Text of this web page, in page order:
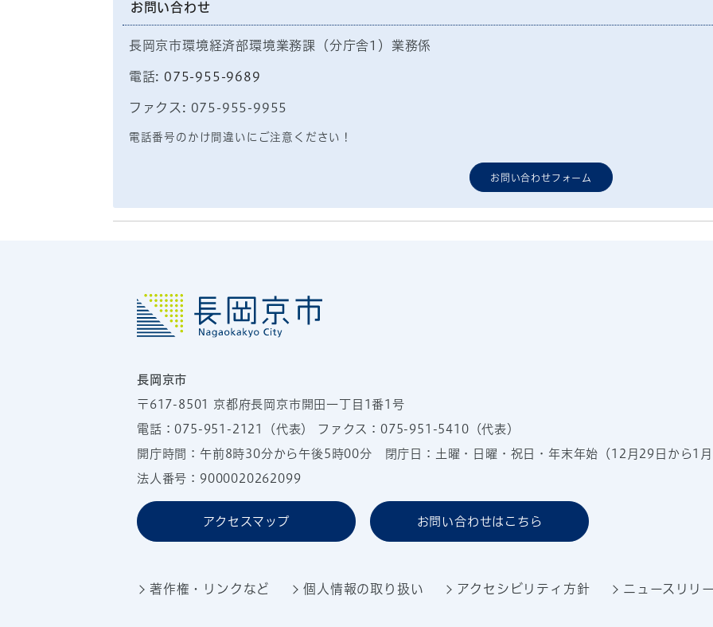
お問い合わせ
長岡京市環境経済部環境業務課（分庁舎1）業務係
電話: 075-955-9689
ファクス: 075-955-9955
電話番号のかけ間違いにご注意ください！
お問い合わせフォーム
長岡京市
〒617-8501 京都府長岡京市開田一丁目1番1号
電話：075-951-2121 （代表） ファクス：075-951-5410（代表）
開庁時間：午前8時30分から午後5時00分 閉庁日：土曜・日曜・祝日・年末年始（12月29日から1
法人番号：9000020262099
アクセスマップ お問い合わせはこちら
著作権・リンクなど 個人情報の取り扱い アクセシビリティ方針 ニュースリリ